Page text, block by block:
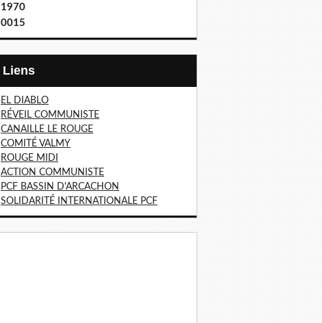
1970
0015
Liens
EL DIABLO
RÉVEIL COMMUNISTE
CANAILLE LE ROUGE
COMITÉ VALMY
ROUGE MIDI
ACTION COMMUNISTE
PCF BASSIN D'ARCACHON
SOLIDARITÉ INTERNATIONALE PCF